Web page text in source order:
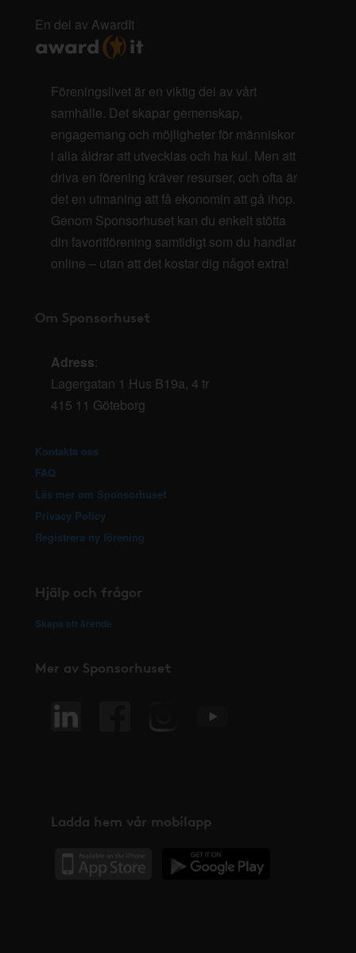
En del av AwardIt
Föreningslivet är en viktig del av vårt
samhälle. Det skapar gemenskap,
engagemang och möjligheter för människor
i alla åldrar att utvecklas och ha kul. Men att
driva en förening kräver resurser, och ofta är
det en utmaning att få ekonomin att gå ihop.
Genom Sponsorhuset kan du enkelt stötta
din favoritförening samtidigt som du handlar
online – utan att det kostar dig något extra!
Om Sponsorhuset
Adress:
Lagergatan 1 Hus B19a, 4 tr
415 11 Göteborg
Kontakta oss
FAQ
Läs mer om Sponsorhuset
Privacy Policy
Registrera ny förening
Hjälp och frågor
Skapa ett ärende
Mer av Sponsorhuset
Ladda hem vår mobilapp